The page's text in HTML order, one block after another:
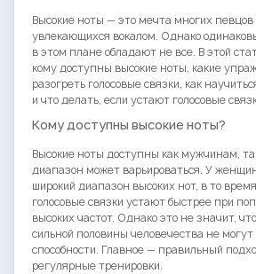
Высокие ноты — это мечта многих
увлекающихся вокалом. Однако
в этом плане обладают не все. В этой
кому доступны высокие ноты, какие
разогреть голосовые связки, как
и что делать, если устают голосовые
Кому доступны высокие ноты?
Высокие ноты доступны как мужчинам,
диапазон может варьироваться. У
широкий диапазон высоких нот, в то
голосовые связки устают быстрее при
высоких частот. Однако это не значит,
сильной половины человечества не могут
способности. Главное — правильный
регулярные тренировки.